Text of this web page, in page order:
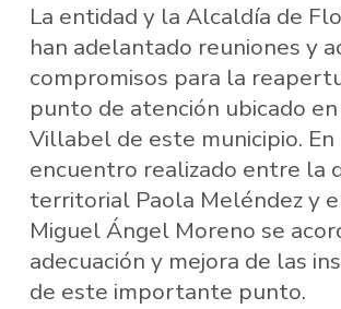
La entidad y la Alcaldía de
han adelantado reuniones y
compromisos para la
punto de atención ubicado
Villabel de este municipio. En
encuentro realizado entre la
territorial Paola Meléndez y
Miguel Ángel Moreno se
adecuación y mejora de las
de este importante punto.